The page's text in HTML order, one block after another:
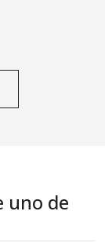
uno de